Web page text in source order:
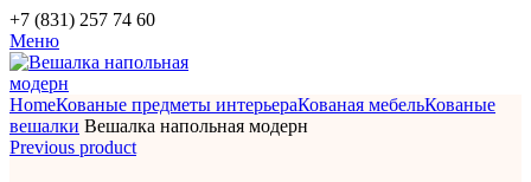
+7 (831) 257 74 60
Меню
HomeКованые предметы интерьераКованая мебельКованые
вешалки Вешалка напольная модерн
Previous product